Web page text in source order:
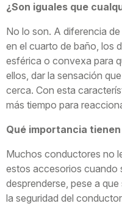
¿Son iguales que
No lo son. A diferencia
en el cuarto de baño, los
esférica o convexa para
ellos, dar la sensación
cerca. Con esta
más tiempo para
Qué importancia tienen
Muchos conductores no
estos accesorios cuando
desprenderse, pese a
la seguridad del